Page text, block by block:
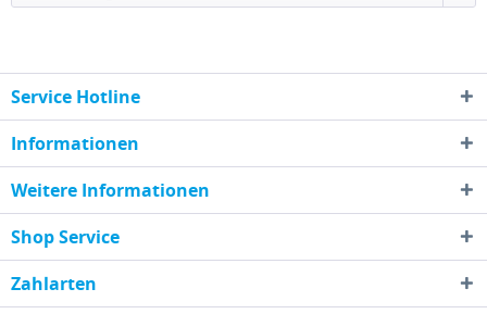
Service Hotline
Informationen
Weitere Informationen
Shop Service
Zahlarten